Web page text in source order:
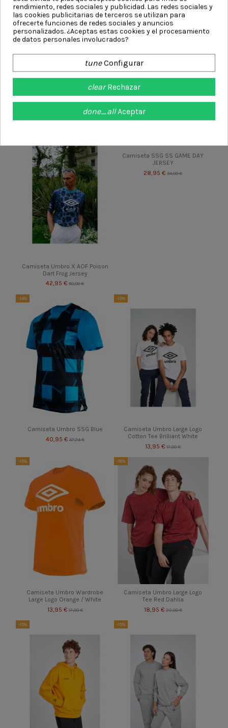
Camiseta Umbro Rayo
Vallecano Away 23-24 Jersey
63,95 €75,00 €
Camiseta Umbro x AOF Rhino
46,95 €55,00 €
Camiseta Umbro X AOF Poison
Dart Frog Jersey
42,95 €50,00 €
Camiseta SSG SS GAME DAY
JERSEY
28,95 €34,00 €
-14%
Camiseta Umbro SSG Blue
40,95 € 47,74 €
-15%
Camiseta Umbro Large Logo
Cotton Tee Brilliant White
13,95 €17,00 €
-15%
Camiseta Umbro Wardrobe
Large Logo Orange / White
13,95 € 17,00 €
-18%
Camiseta Umbro Large Logo
Tee Red Dahlia
18,95 € 22,00 €
-15% -15%
rendimiento, redes sociales y publicidad. Las redes sociales y
las cookies publicitarias de terceros se utilizan para
ofrecerte funciones de redes sociales y anuncios
personalizados. ¿Aceptas estas cookies y el procesamiento
de datos personales involucrados?
tune Configurar
clear Rechazar
done_all Aceptar